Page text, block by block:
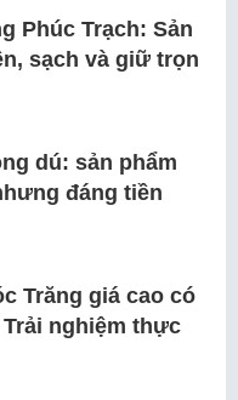
Phúc Trạch: Sản
sạch và giữ trọn
dú: sản phẩm
đáng tiền
Trăng giá cao có
nghiệm thực